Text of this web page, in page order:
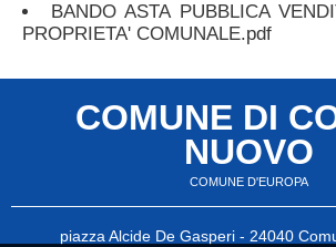
BANDO ASTA PUBBLICA
PROPRIETA' COMUNALE.pdf
COMUNE DI
NUOVO
COMUNE D'EUROPA
piazza Alcide De Gasperi - 24040